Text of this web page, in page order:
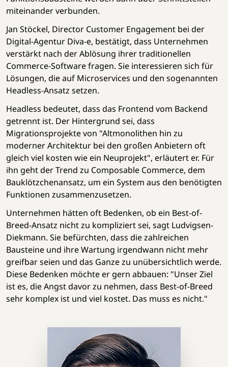
miteinander verbunden.
Jan Stöckel, Director Customer Engagement bei der
Digital-Agentur Diva-e, bestätigt, dass Unternehmen
verstärkt nach der Ablösung ihrer traditionellen
Commerce-Software fragen. Sie interessieren sich für
Lösungen, die auf Microservices und den sogenannten
Headless-Ansatz setzen.
Headless bedeutet, dass das Frontend vom Backend
getrennt ist. Der Hintergrund sei, dass
Migrationsprojekte von "Altmonolithen hin zu
moderner Architektur bei den großen Anbietern oft
gleich viel kosten wie ein Neuprojekt", erläutert er. Für
ihn geht der Trend zu Composable Commerce, dem
Bauklötzchenansatz, um ein System aus den benötigten
Funktionen zusammenzusetzen.
Unternehmen hätten oft Bedenken, ob ein Best-of-
Breed-Ansatz nicht zu kompliziert sei, sagt Ludvigsen-
Diekmann. Sie befürchten, dass die zahlreichen
Bausteine und ihre Wartung irgendwann nicht mehr
greifbar seien und das Ganze zu unübersichtlich werde.
Diese Bedenken möchte er gern abbauen: "Unser Ziel
ist es, die Angst davor zu nehmen, dass Best-of-Breed
sehr komplex ist und viel kostet. Das muss es nicht."